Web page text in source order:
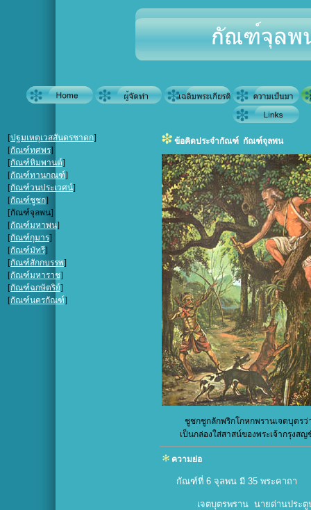
[ปฐมเหตุเวสสันดรชาดก]
[กัณฑ์ทศพร]
[กัณฑ์หิมพานต์]
[กัณฑ์ทานกณฑ์]
[กัณฑ์วนประเวศน์]
[กัณฑ์ชูชก]
[กัณฑ์จุลพน]
[กัณฑ์มหาพน]
[กัณฑ์กุมาร]
[กัณฑ์มัทรี]
[กัณฑ์สักกบรรพ]
[กัณฑ์มหาราช]
[กัณฑ์ฉกษัตริย์]
[กัณฑ์นครกัณฑ์]
ข้อคิดประจำกัณฑ์ กัณฑ์จุลพน
ชูชกชูกลักพริกโกหกพรานเจตบุตรว่
เป็นกล่องใส่สาสน์ของพระเจ้ากรุงสญ
ความย่อ
กัณฑ์ที่ 6 จุลพน มี 35 พระคาถา
เจตบุตรพราน นายด่านประ